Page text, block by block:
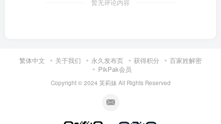
暂无评论内容
繁体中文 关于我们 永久发布页 获得积分
百家姓解密
PikPak会员
Copyright © 2024 芙莉妹 All Rights Reserved